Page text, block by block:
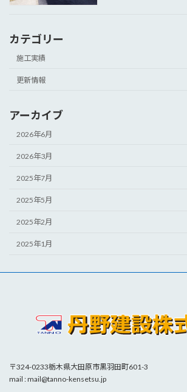
カテゴリー
施工実績
更新情報
アーカイブ
2026年6月
2026年3月
2025年7月
2025年5月
2025年2月
2025年1月
〒324-0233栃木県大田原市黒羽田町601-3
mail : mail@tanno-kensetsu.jp